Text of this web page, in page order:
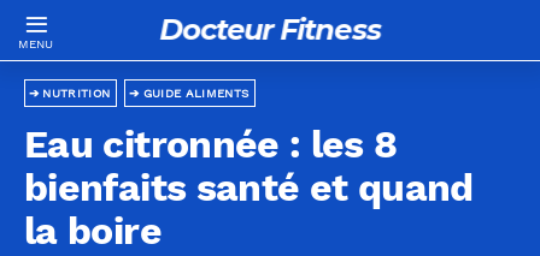
Docteur Fitness
GUIDE ALIMENTS
NUTRITION
Eau citronnée : les 8
bienfaits santé et quand
la boire